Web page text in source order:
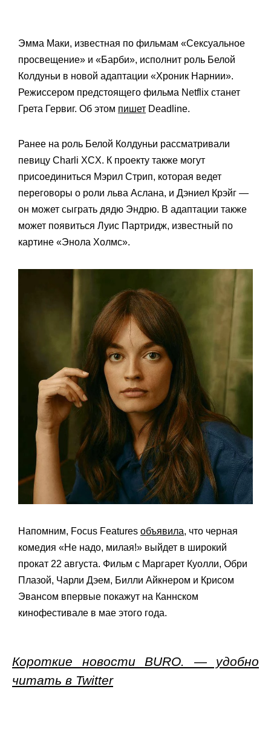
Эмма Маки, известная по фильмам «Сексуальное
просвещение» и «Барби», исполнит роль Белой
Колдуньи в новой адаптации «Хроник Нарнии».
Режиссером предстоящего фильма Netflix станет
Грета Гервиг. Об этом пишет Deadline.
Ранее на роль Белой Колдуньи рассматривали
певицу Charli XCX. К проекту также могут
присоединиться Мэрил Стрип, которая ведет
переговоры о роли льва Аслана, и Дэниел Крэйг —
он может сыграть дядю Эндрю. В адаптации также
может появиться Луис Партридж, известный по
картине «Энола Холмс».
Напомним, Focus Features объявила, что черная
комедия «Не надо, милая!» выйдет в широкий
прокат 22 августа. Фильм с Маргарет Куолли, Обри
Плазой, Чарли Дэем, Билли Айкнером и Крисом
Эвансом впервые покажут на Каннском
кинофестивале в мае этого года.
Короткие новости BURO. — удобно
читать в Twitter